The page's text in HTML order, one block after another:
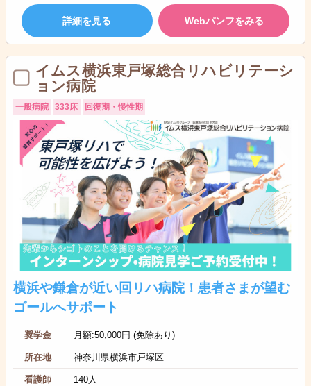
詳細を見る Webパンフをみる
イムス横浜東戸塚総合リハビリテーシ
ョン病院
一般病院 333床 回復期・慢性期
横浜や鎌倉が近い回リハ病院！患者さまが望む
ゴールへサポート
奨学金 月額:50,000円 (免除あり)
所在地 神奈川県横浜市戸塚区
看護師 140人